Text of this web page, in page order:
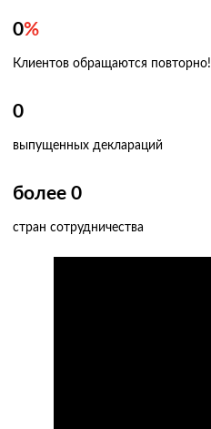
0%
Клиентов обращаются повторно!
0
выпущенных деклараций
более 0
стран сотрудничества